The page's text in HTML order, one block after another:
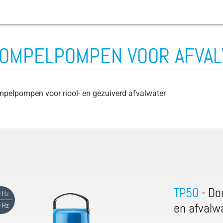
Slijtage
Corioliskracht
Draaimoment
VOOR
voor riool- en gezuiverd afvalwater
Hz
Hz
TP50 -
en